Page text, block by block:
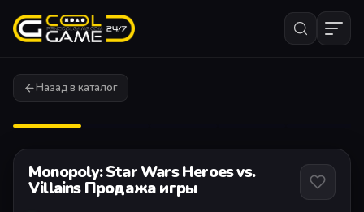
Назад в каталог
Monopoly: Star Wars Heroes vs.
Villains Продажа игры